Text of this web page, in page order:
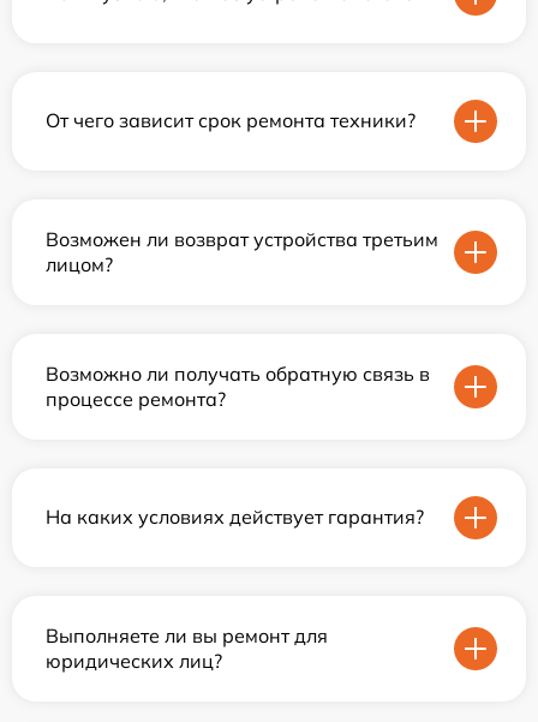
От чего зависит срок ремонта техники?
Возможен ли возврат устройства третьим
лицом?
Возможно ли получать обратную связь в
процессе ремонта?
На каких условиях действует гарантия?
Выполняете ли вы ремонт для
юридических лиц?